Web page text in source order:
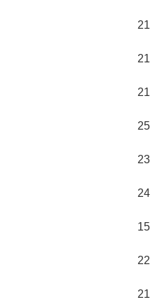
21
21
21
25
23
24
15
22
21